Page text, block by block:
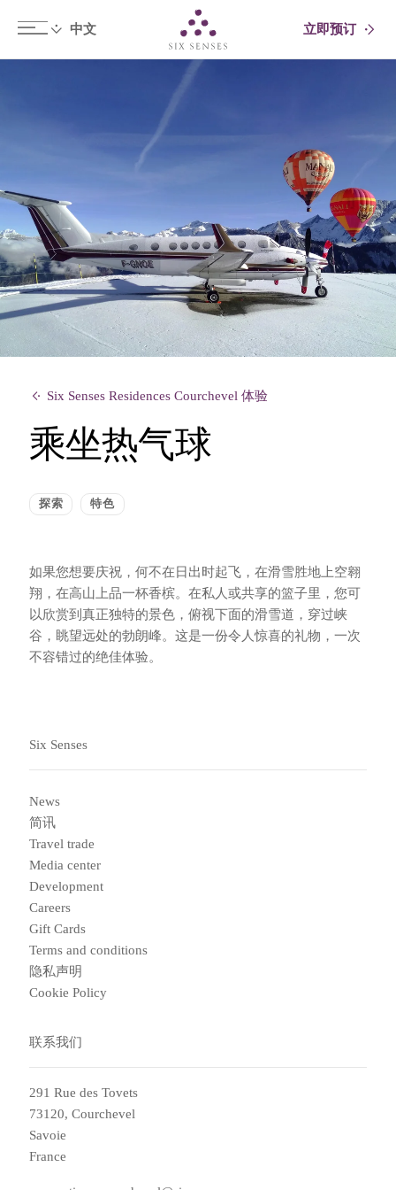
立即预订
Six Senses Residences Courchevel 体验
乘坐热气球
探索 特色
如果您想要庆祝，何不在日出时起飞，在滑雪胜地上空翱
翔，在高山上品一杯香槟。在私人或共享的篮子里，您可
以欣赏到真正独特的景色，俯视下面的滑雪道，穿过峡
谷，眺望远处的勃朗峰。这是一份令人惊喜的礼物，一次
不容错过的绝佳体验。
Six Senses
News
简讯
Travel trade
Media center
Development
Careers
Gift Cards
Terms and conditions
隐私声明
Cookie Policy
联系我们
291 Rue des Tovets
73120, Courchevel
Savoie
France